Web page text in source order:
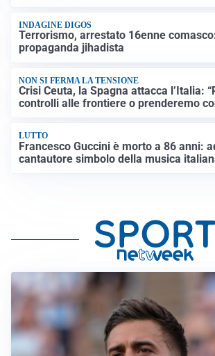
INDAGINE DIGOS
Terrorismo, arrestato 16enne
propaganda jihadista
NON SI FERMA LA TENSIONE
Crisi Ceuta, la Spagna attacca l’Italia:
controlli alle frontiere o prenderemo
LUTTO
Francesco Guccini è morto a 86 anni:
cantautore simbolo della musica